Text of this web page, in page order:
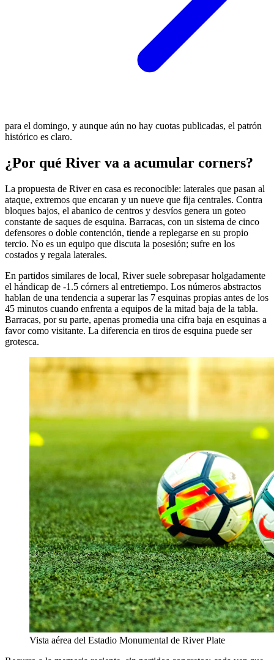
para el domingo, y aunque aún no hay cuotas publicadas, el patrón
histórico es claro.
¿Por qué River va a acumular corners?
La propuesta de River en casa es reconocible: laterales que pasan al
ataque, extremos que encaran y un nueve que fija centrales. Contra
bloques bajos, el abanico de centros y desvíos genera un goteo
constante de saques de esquina. Barracas, con un sistema de cinco
defensores o doble contención, tiende a replegarse en su propio
tercio. No es un equipo que discuta la posesión; sufre en los
costados y regala laterales.
En partidos similares de local, River suele sobrepasar holgadamente
el hándicap de -1.5 córners al entretiempo. Los números abstractos
hablan de una tendencia a superar las 7 esquinas propias antes de los
45 minutos cuando enfrenta a equipos de la mitad baja de la tabla.
Barracas, por su parte, apenas promedia una cifra baja en esquinas a
favor como visitante. La diferencia en tiros de esquina puede ser
grotesca.
Vista aérea del Estadio Monumental de River Plate